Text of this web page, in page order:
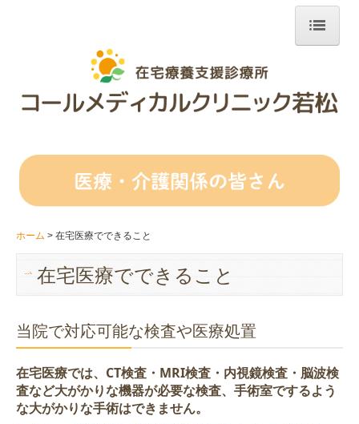
はじめての方へ
診療対応エリア
医療・介護関係の皆さん
おしらせ
院長のごあいさつ
院長経歴
ホーム 在宅医療でできること
在宅医療でできること
当院で対応可能な検査や医療処置
在宅医療では、CT検査・MRI検査・内視鏡検査・脳波検
査など大がかりな機器が必要な検査、手術室でするよう
な大がかりな手術はできません。